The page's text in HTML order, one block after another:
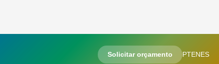
Solicitar orçamento PTENES